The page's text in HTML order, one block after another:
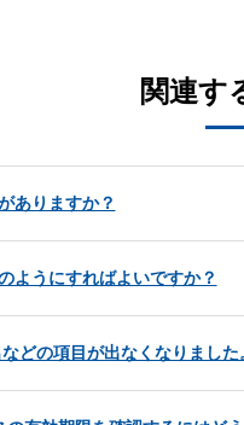
関連す
ありますか？
ようにすればよいですか？
どの項目が出なくなりました